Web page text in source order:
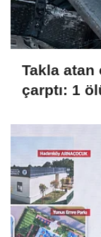
Takla
çarptı: 1